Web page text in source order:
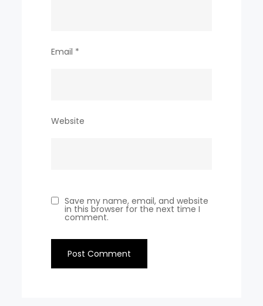
Email *
Website
Save my name, email, and website
in this browser for the next time I
comment.